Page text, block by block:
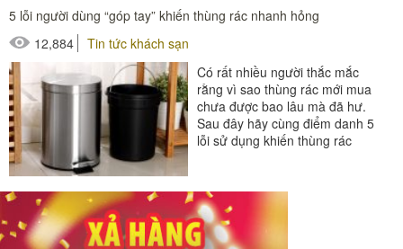
5 lỗi người dùng “góp tay” khiến thùng rác nhanh hỏng
12,884
Tin tức khách sạn
Có rất nhiều người thắc mắc
rằng vì sao thùng rác mới mua
chưa được bao lâu mà đã hư.
Sau đây hãy cùng điểm danh 5
lỗi sử dụng khiến thùng rác
#thùng rác gia đình
#thùng rác inox